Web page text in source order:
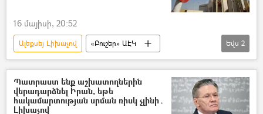
16 մայիսի, 20:52
Ալեքսեյ Լիխաչով
«Բուշեր» ԱԷԿ
Իրանի Իսլամական Հանրապետություն
«Ռոսատոմ»
Եվս 2
Պատրաստ ենք աշխատողներին
վերադարձնել Իրան, եթե
հակամարտության սրման ռիսկ չլինի․
Լիխաչով